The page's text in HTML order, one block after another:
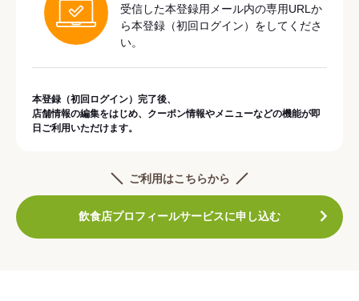
受信した本登録用メール内の専用URLか
ら本登録（初回ログイン）をしてくださ
い。
本登録（初回ログイン）完了後、
店舗情報の編集をはじめ、クーポン情報やメニューなどの機能が即
日ご利用いただけます。
ご利用はこちらから
飲食店プロフィールサービスに申し込む